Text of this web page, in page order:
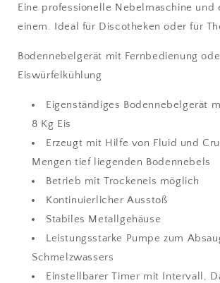
Eine professionelle Nebelmaschine und
einem. Ideal für Discotheken oder für
Bodennebelgerät mit Fernbedienung
Eiswürfelkühlung
Eigenständiges Bodennebelgerät
8 Kg Eis
Erzeugt mit Hilfe von Fluid und
Mengen tief liegenden Bodennebels
Betrieb mit Trockeneis möglich
Kontinuierlicher Ausstoß
Stabiles Metallgehäuse
Leistungsstarke Pumpe zum
Schmelzwassers
Einstellbarer Timer mit Intervall,